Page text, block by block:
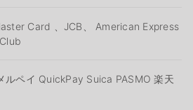
Card 、JCB、 American Express
ルペイ QuickPay Suica PASMO 楽天